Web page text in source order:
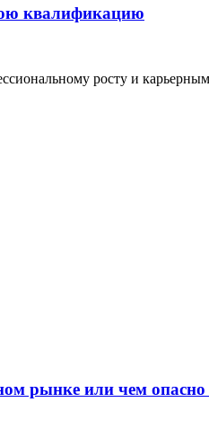
квалификацию
росту и
рынке или чем опасно